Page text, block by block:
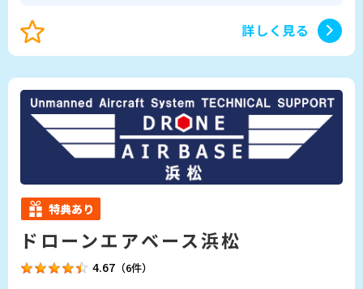
的に合わせてマンツーマンで丁寧に指導！ 周辺のド
ローンスクールさんからも頼りにしていただいてお
たドローンの提案や現場でのトラブルへの対応いた
します。「親切に教えてもらえたのでここにしてよ
かった」等々お言葉を頂いています。
詳しく見る
特典あり
ドローンエアベース浜松
4.67 （6件）